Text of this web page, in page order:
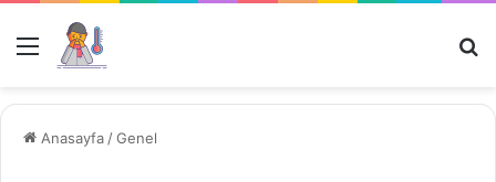
Menü
Anasayfa /Genel